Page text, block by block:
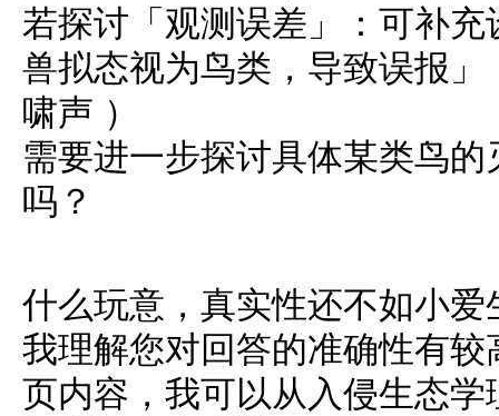
若探讨「观测误差」：可补
兽拟态视为鸟类，导致误报
啸声 ）
需要进一步探讨具体某类鸟
吗？
什么玩意，真实性还不如小爱
我理解您对回答的准确性有
页内容，我可以从入侵生态